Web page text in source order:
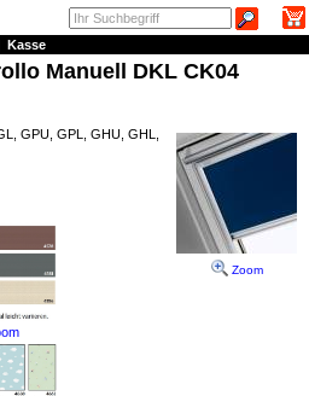
Kasse
Manuell DKL CK04
Zoom
GPU, GPL, GHU, GHL,